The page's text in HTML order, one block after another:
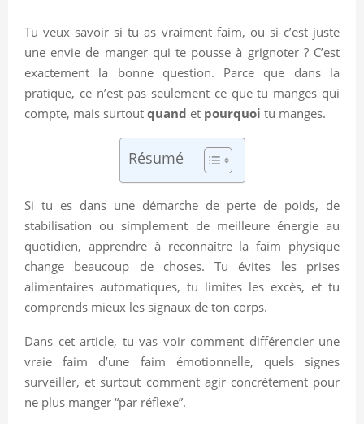
Tu veux savoir si tu as vraiment faim, ou si c’est juste
une envie de manger qui te pousse à grignoter ? C’est
exactement la bonne question. Parce que dans la
pratique, ce n’est pas seulement ce que tu manges qui
compte, mais surtout quand et pourquoi tu manges.
Résumé
Si tu es dans une démarche de perte de poids, de
stabilisation ou simplement de meilleure énergie au
quotidien, apprendre à reconnaître la faim physique
change beaucoup de choses. Tu évites les prises
alimentaires automatiques, tu limites les excès, et tu
comprends mieux les signaux de ton corps.
Dans cet article, tu vas voir comment différencier une
vraie faim d’une faim émotionnelle, quels signes
surveiller, et surtout comment agir concrètement pour
ne plus manger “par réflexe”.